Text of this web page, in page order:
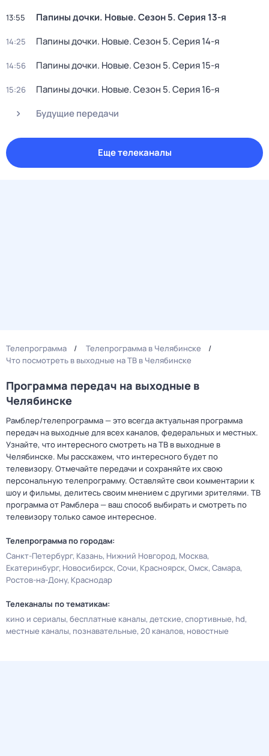
13:55 Папины дочки. Новые. Сезон 5. Серия 13-я
14:25 Папины дочки. Новые. Сезон 5. Серия 14-я
14:56 Папины дочки. Новые. Сезон 5. Серия 15-я
15:26 Папины дочки. Новые. Сезон 5. Серия 16-я
Будущие передачи
Еще телеканалы
Телепрограмма
Телепрограмма в Челябинске
Что посмотреть в выходные на ТВ в Челябинске
Программа передач на выходные в
Челябинске
Рамблер/телепрограмма — это всегда актуальная программа
передач на выходные для всех каналов, федеральных и местных.
Узнайте, что интересного смотреть на ТВ в выходные в
Челябинске. Мы расскажем, что интересного будет по
телевизору. Отмечайте передачи и сохраняйте их свою
персональную телепрограмму. Оставляйте свои комментарии к
шоу и фильмы, делитесь своим мнением с другими зрителями. ТВ
программа от Рамблера — ваш способ выбирать и смотреть по
телевизору только самое интересное.
Телепрограмма по городам:
Санкт-Петербург Казань Нижний Новгород Москва
Екатеринбург Новосибирск Сочи Красноярск Омск Самара
Ростов-на-Дону Краснодар
Телеканалы по тематикам:
кино и сериалы бесплатные каналы детские спортивные hd
местные каналы познавательные 20 каналов новостные